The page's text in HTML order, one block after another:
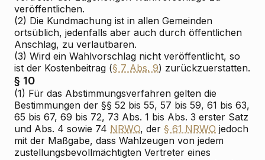
veröffentlichen.
(2) Die Kundmachung ist in allen Gemeinden
ortsüblich, jedenfalls aber auch durch öffentlichen
Anschlag, zu verlautbaren.
(3) Wird ein Wahlvorschlag nicht veröffentlicht, so
ist der Kostenbeitrag (§ 7 Abs. 9) zurückzuerstatten.
§ 10
(1) Für das Abstimmungsverfahren gelten die
Bestimmungen der §§ 52 bis 55, 57 bis 59, 61 bis 63,
65 bis 67, 69 bis 72, 73 Abs. 1 bis Abs. 3 erster Satz
und Abs. 4 sowie 74 NRWO, der § 61 NRWO jedoch
mit der Maßgabe, dass Wahlzeugen von jedem
zustellungsbevollmächtigten Vertreter eines